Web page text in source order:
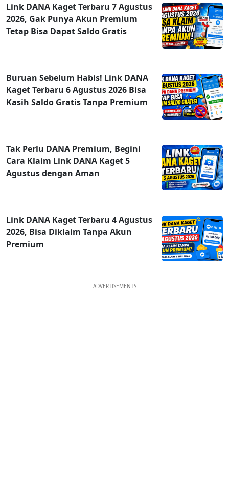
Link DANA Kaget Terbaru 7 Agustus
2026, Gak Punya Akun Premium
Tetap Bisa Dapat Saldo Gratis
Buruan Sebelum Habis! Link DANA
Kaget Terbaru 6 Agustus 2026 Bisa
Kasih Saldo Gratis Tanpa Premium
Tak Perlu DANA Premium, Begini
Cara Klaim Link DANA Kaget 5
Agustus dengan Aman
Link DANA Kaget Terbaru 4 Agustus
2026, Bisa Diklaim Tanpa Akun
Premium
ADVERTISEMENTS